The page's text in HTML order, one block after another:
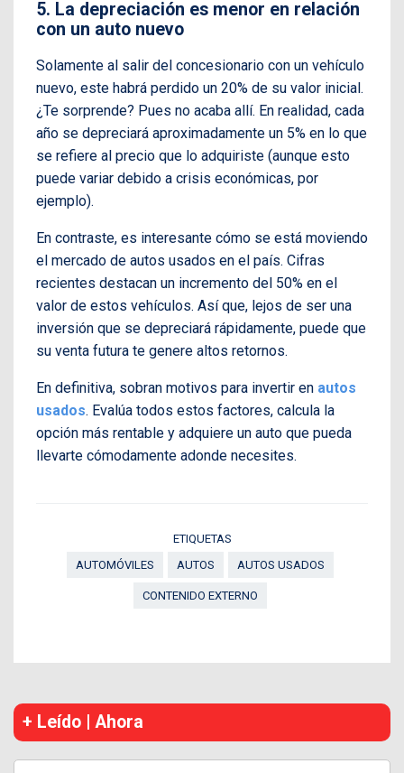
5. La depreciación es menor en relación
con un auto nuevo
Solamente al salir del concesionario con un vehículo
nuevo, este habrá perdido un 20% de su valor inicial.
¿Te sorprende? Pues no acaba allí. En realidad, cada
año se depreciará aproximadamente un 5% en lo que
se refiere al precio que lo adquiriste (aunque esto
puede variar debido a crisis económicas, por
ejemplo).
En contraste, es interesante cómo se está moviendo
el mercado de autos usados en el país. Cifras
recientes destacan un incremento del 50% en el
valor de estos vehículos. Así que, lejos de ser una
inversión que se depreciará rápidamente, puede que
su venta futura te genere altos retornos.
En definitiva, sobran motivos para invertir en autos
usados. Evalúa todos estos factores, calcula la
opción más rentable y adquiere un auto que pueda
llevarte cómodamente adonde necesites.
ETIQUETAS
AUTOMÓVILES
AUTOS AUTOS USADOS
CONTENIDO EXTERNO
+ Leído | Ahora